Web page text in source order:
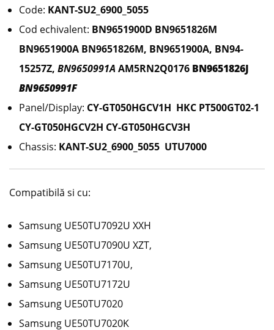
Code: KANT-SU2_6900_5055
Cod echivalent: BN9651900D BN9651826M
BN9651900A BN9651826M, BN9651900A, BN94-
15257Z, BN9650991A AM5RN2Q0176 BN9651826J
BN9650991F
Panel/Display: CY-GT050HGCV1H HKC PT500GT02-1
CY-GT050HGCV2H CY-GT050HGCV3H
Chassis: KANT-SU2_6900_5055 UTU7000
Compatibilă si cu:
Samsung UE50TU7092U XXH
Samsung UE50TU7090U XZT,
Samsung UE50TU7170U,
Samsung UE50TU7172U
Samsung UE50TU7020
Samsung UE50TU7020K